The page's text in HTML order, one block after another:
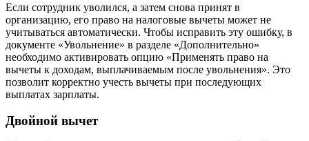
Если сотрудник уволился, а затем снова принят в
организацию, его право на налоговые вычеты может не
учитываться автоматически. Чтобы исправить эту ошибку, в
документе «Увольнение» в разделе «Дополнительно»
необходимо активировать опцию «Применять право на
вычеты к доходам, выплачиваемым после увольнения». Это
позволит корректно учесть вычеты при последующих
выплатах зарплаты.
Двойной вычет